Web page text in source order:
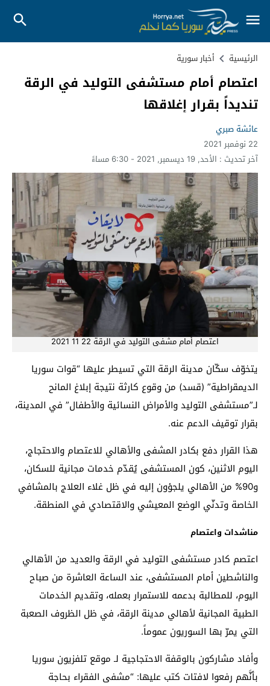
الرئيسية أخبار سورية
اعتصام أمام مستشفى التوليد في الرقة
تنديداً بقرار إغلاقها
عائشة صبري
22 نوفمبر 2021
آخر تحديث : الأحد, 19 ديسمبر, 2021 - 6:30 مساءً
اعتصام أمام مشفى التوليد في الرقة 22 11 2021
يتخوّف سكّان مدينة الرقة التي تسيطر عليها “قوات سوريا
الديمقراطية” (قسد) من وقوع كارثة نتيجة إبلاغ المانح
لـ”مستشفى التوليد والأمراض النسائية والأطفال” في المدينة،
بقرار توقيف الدعم عنه.
هذا القرار دفع بكادر المشفى والأهالي للاعتصام والاحتجاج،
اليوم الاثنين، كون المستشفى يُقدّم خدمات مجانية للسكان،
و90% من الأهالي يلجؤون إليه في ظل غلاء العلاج بالمشافي
الخاصة وتدنّي الوضع المعيشي والاقتصادي في المنطقة.
مناشدات واعتصام
اعتصم كادر مستشفى التوليد في الرقة والعديد من الأهالي
والناشطين أمام المستشفى، عند الساعة العاشرة من صباح
اليوم، للمطالبة بدعمه للاستمرار بعمله، وتقديم الخدمات
الطبية المجانية لأهالي مدينة الرقة، في ظل الظروف الصعبة
التي يمرّ بها السوريون عموماً.
وأفاد مشاركون بالوقفة الاحتجاجية لـ موقع تلفزيون سوريا
بأنَّهم رفعوا لافتات كتب عليها: “مشفى الفقراء بحاجة